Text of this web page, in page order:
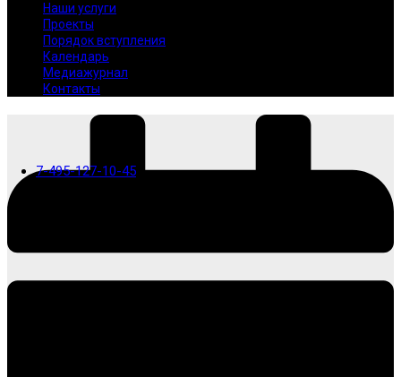
7-495-127-10-45
Наши услуги
Проекты
Порядок вступления
Календарь
Медиажурнал
Контакты